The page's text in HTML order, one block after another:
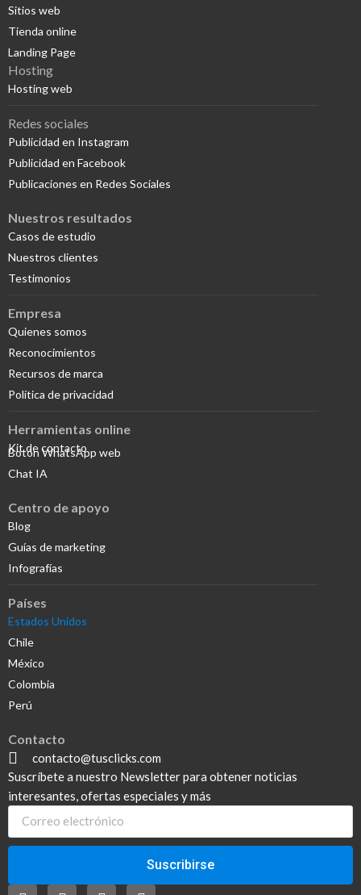
Sitios web
Tienda online
Landing Page
Hosting
Hosting web
Redes sociales
Publicidad en Instagram
Publicidad en Facebook
Publicaciones en Redes Sociales
Nuestros resultados
Casos de estudio
Nuestros clientes
Testimonios
Empresa
Quienes somos
Reconocimientos
Recursos de marca
Política de privacidad
Herramientas online
Kit de contacto
Botón WhatsApp web
Chat IA
Centro de apoyo
Blog
Guías de marketing
Infografías
Países
Estados Unidos
Chile
México
Colombia
Perú
Contacto
contacto@tusclicks.com
Suscríbete a nuestro Newsletter para obtener noticias
interesantes, ofertas especiales y más
Suscribirse